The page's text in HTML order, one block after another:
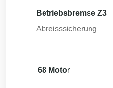
Betriebsbremse Z3
Abreisssicherung
68 Motor